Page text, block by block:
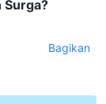
Surga?
Bagikan